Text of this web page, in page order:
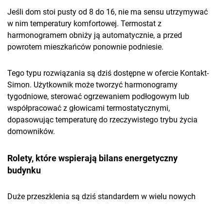
Jeśli dom stoi pusty od 8 do 16, nie ma sensu utrzymywać
w nim temperatury komfortowej. Termostat z
harmonogramem obniży ją automatycznie, a przed
powrotem mieszkańców ponownie podniesie.
Tego typu rozwiązania są dziś dostępne w ofercie Kontakt-
Simon. Użytkownik może tworzyć harmonogramy
tygodniowe, sterować ogrzewaniem podłogowym lub
współpracować z głowicami termostatycznymi,
dopasowując temperaturę do rzeczywistego trybu życia
domowników.
Rolety, które wspierają bilans energetyczny
budynku
Duże przeszklenia są dziś standardem w wielu nowych